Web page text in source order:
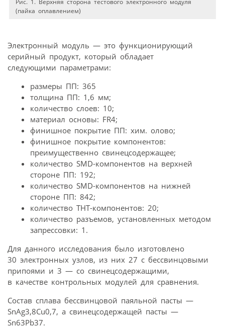
(пайка оплавлением)
Электронный модуль — это функционирующий
серийный продукт, который обладает
следующими параметрами:
размеры ПП: 365
толщина ПП: 1,6 мм;
количество слоев: 10;
материал основы: FR4;
финишное покрытие ПП: хим. олово;
финишное покрытие компонентов:
преимущественно свинецсодержащее;
количество SMD-компонентов на верхней
стороне ПП: 192;
количество SMD-компонентов на нижней
стороне ПП: 842;
количество THT-компонентов: 20;
количество разъемов, установленных методом
запрессовки: 1.
Для данного исследования было изготовлено
30 электронных узлов, из них 27 с бессвинцовыми
припоями и 3 — со свинецсодержащими,
в качестве контрольных модулей для сравнения.
Состав сплава бессвинцовой паяльной пасты —
SnAg3,8Cu0,7, а свинецсодержащей пасты —
Sn63Pb37.